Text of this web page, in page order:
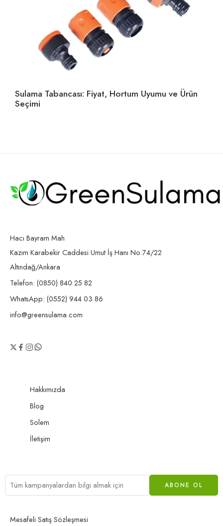
Sulama Tabancası: Fiyat, Hortum Uyumu ve Ürün
Seçimi
Hacı Bayram Mah
Kazım Karabekir Caddesi Umut İş Hanı No:74/22
Altındağ/Ankara
Telefon: (0850) 840 25 82
WhatsApp: (0552) 944 03 86
info@greensulama.com
Hakkımızda
Blog
Solem
İletişim
Mesafeli Satış Sözleşmesi